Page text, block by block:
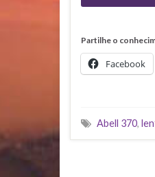
Partilhe o
Facebook
Abell 370,